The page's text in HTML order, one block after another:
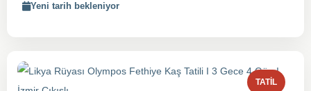
Yeni tarih bekleniyor
TATIL